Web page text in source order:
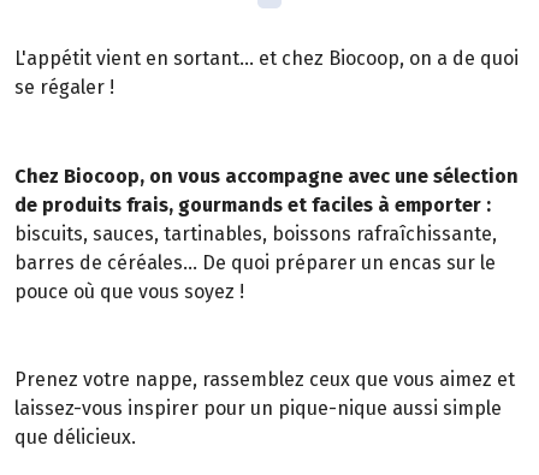
L'appétit vient en sortant... et chez Biocoop, on a de quoi
se régaler !
Chez Biocoop, on vous accompagne avec une sélection
de produits frais, gourmands et faciles à emporter :
biscuits, sauces, tartinables, boissons rafraîchissante,
barres de céréales... De quoi préparer un encas sur le
pouce où que vous soyez !
Prenez votre nappe, rassemblez ceux que vous aimez et
laissez-vous inspirer pour un pique-nique aussi simple
que délicieux.